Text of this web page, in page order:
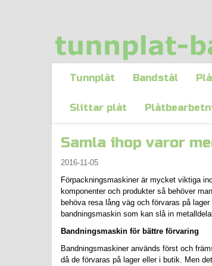
Tunnplåt Bandstål
Slittar plåt
Samla ihop varor
2016-11-05
Förpackningsmaskiner är mycket viktiga
komponenter och produkter så behöver
behöva resa lång väg och förvaras på
bandningsmaskin som kan slå in
Bandningsmaskin för bättre förvaring
Bandningsmaskiner används först och
då de förvaras på lager eller i butik. Men